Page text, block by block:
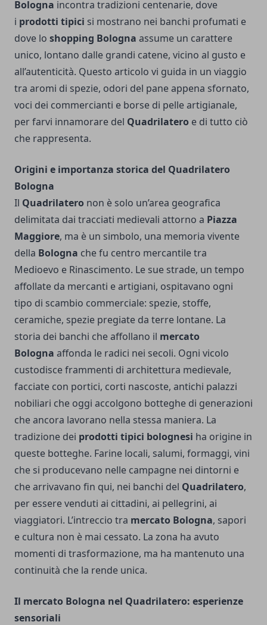
Bologna incontra tradizioni centenarie, dove
i prodotti tipici si mostrano nei banchi profumati e
dove lo shopping Bologna assume un carattere
unico, lontano dalle grandi catene, vicino al gusto e
all’autenticità. Questo articolo vi guida in un viaggio
tra aromi di spezie, odori del pane appena sfornato,
voci dei commercianti e borse di pelle artigianale,
per farvi innamorare del Quadrilatero e di tutto ciò
che rappresenta.
Origini e importanza storica del Quadrilatero
Bologna
Il Quadrilatero non è solo un’area geografica
delimitata dai tracciati medievali attorno a Piazza
Maggiore, ma è un simbolo, una memoria vivente
della Bologna che fu centro mercantile tra
Medioevo e Rinascimento. Le sue strade, un tempo
affollate da mercanti e artigiani, ospitavano ogni
tipo di scambio commerciale: spezie, stoffe,
ceramiche, spezie pregiate da terre lontane. La
storia dei banchi che affollano il mercato
Bologna affonda le radici nei secoli. Ogni vicolo
custodisce frammenti di architettura medievale,
facciate con portici, corti nascoste, antichi palazzi
nobiliari che oggi accolgono botteghe di generazioni
che ancora lavorano nella stessa maniera. La
tradizione dei prodotti tipici bolognesi ha origine in
queste botteghe. Farine locali, salumi, formaggi, vini
che si producevano nelle campagne nei dintorni e
che arrivavano fin qui, nei banchi del Quadrilatero,
per essere venduti ai cittadini, ai pellegrini, ai
viaggiatori. L’intreccio tra mercato Bologna, sapori
e cultura non è mai cessato. La zona ha avuto
momenti di trasformazione, ma ha mantenuto una
continuità che la rende unica.
Il mercato Bologna nel Quadrilatero: esperienze
sensoriali